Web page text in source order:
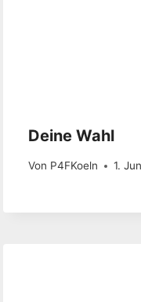
Deine Wahl
Von P4FKoeln 1.